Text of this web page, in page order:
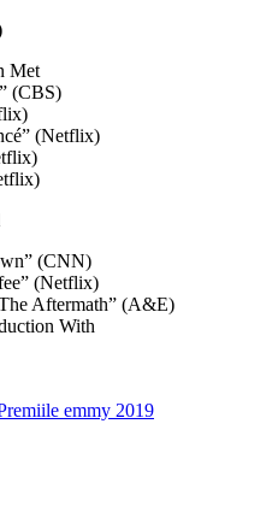
Met
(CBS)
(Netflix)
(CNN)
(Netflix)
Aftermath” (A&E)
With
emmy 2019